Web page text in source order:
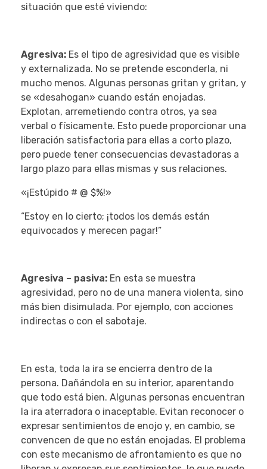
situación que esté viviendo:
Agresiva: Es el tipo de agresividad que es visible
y externalizada. No se pretende esconderla, ni
mucho menos. Algunas personas gritan y gritan, y
se «desahogan» cuando están enojadas.
Explotan, arremetiendo contra otros, ya sea
verbal o físicamente. Esto puede proporcionar una
liberación satisfactoria para ellas a corto plazo,
pero puede tener consecuencias devastadoras a
largo plazo para ellas mismas y sus relaciones.
«¡Estúpido # @ $%!»
“Estoy en lo cierto; ¡todos los demás están
equivocados y merecen pagar!”
Agresiva – pasiva: En esta se muestra
agresividad, pero no de una manera violenta, sino
más bien disimulada. Por ejemplo, con acciones
indirectas o con el sabotaje.
En esta, toda la ira se encierra dentro de la
persona. Dañándola en su interior, aparentando
que todo está bien. Algunas personas encuentran
la ira aterradora o inaceptable. Evitan reconocer o
expresar sentimientos de enojo y, en cambio, se
convencen de que no están enojadas. El problema
con este mecanismo de afrontamiento es que no